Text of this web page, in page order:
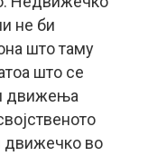
не би
што таму
што се
движења
движечко во